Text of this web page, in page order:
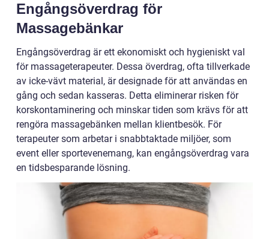
Engångsöverdrag för
Massagebänkar
Engångsöverdrag är ett ekonomiskt och hygieniskt val
för massageterapeuter. Dessa överdrag, ofta tillverkade
av icke-vävt material, är designade för att användas en
gång och sedan kasseras. Detta eliminerar risken för
korskontaminering och minskar tiden som krävs för att
rengöra massagebänken mellan klientbesök. För
terapeuter som arbetar i snabbtaktade miljöer, som
event eller sportevenemang, kan engångsöverdrag vara
en tidsbesparande lösning.